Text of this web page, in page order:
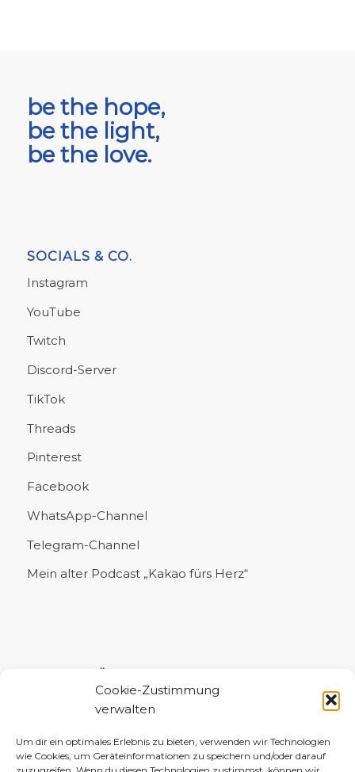
Cookie-Zustimmung
verwalten
Um dir ein optimales Erlebnis zu bieten, verwenden wir Technologien
wie Cookies, um Geräteinformationen zu speichern und/oder darauf
be the hope,
be the light,
be the love.
SOCIALS & CO.
Instagram
YouTube
Twitch
Discord-Server
TikTok
Threads
Pinterest
Facebook
WhatsApp-Channel
Telegram-Channel
Mein alter Podcast „Kakao fürs Herz“